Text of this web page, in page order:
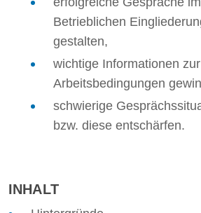
Betrieblichen
gestalten,
wichtige Informationen
Arbeitsbedingungen
schwierige
bzw. diese entschärfen.
INHALT